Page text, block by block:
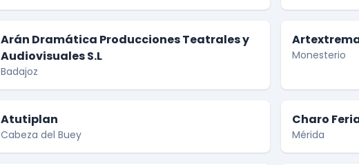
Arán Dramática Producciones Teatrales y
Audiovisuales S.L
Badajoz
Monesterio
Atutiplan
Cabeza del Buey
Charo
Mérida